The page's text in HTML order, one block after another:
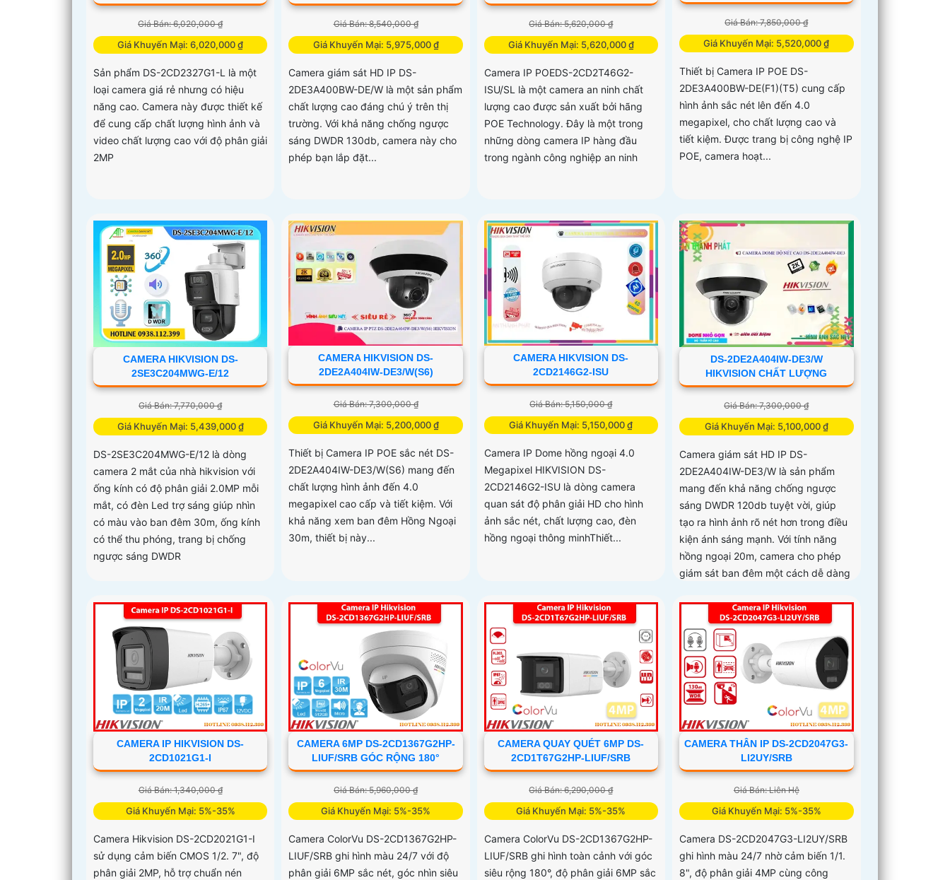
Giá Bán: 6,020,000 ₫
Giá Khuyến Mại: 6,020,000 ₫
Sản phẩm DS-2CD2327G1-L là một
loại camera giá rẻ nhưng có hiệu
năng cao. Camera này được thiết kế
để cung cấp chất lượng hình ảnh và
video chất lượng cao với độ phân giải
2MP
Giá Bán: 8,540,000 ₫
Giá Khuyến Mại: 5,975,000 ₫
Camera giám sát HD IP DS-
2DE3A400BW-DE/W là một sản phẩm
chất lượng cao đáng chú ý trên thị
trường. Với khả năng chống ngược
sáng DWDR 130db, camera này cho
phép bạn lắp đặt...
Giá Bán: 5,620,000 ₫
Giá Khuyến Mại: 5,620,000 ₫
Camera IP POEDS-2CD2T46G2-
ISU/SL là một camera an ninh chất
lượng cao được sản xuất bởi hãng
POE Technology. Đây là một trong
những dòng camera IP hàng đầu
trong ngành công nghiệp an ninh
Giá Bán: 7,850,000 ₫
Giá Khuyến Mại: 5,520,000 ₫
Thiết bị Camera IP POE DS-
2DE3A400BW-DE(F1)(T5) cung cấp
hình ảnh sắc nét lên đến 4.0
megapixel, cho chất lượng cao và
tiết kiệm. Được trang bị công nghệ IP
POE, camera hoạt...
CAMERA HIKVISION DS-
2SE3C204MWG-E/12
Giá Bán: 7,770,000 ₫
Giá Khuyến Mại: 5,439,000 ₫
DS-2SE3C204MWG-E/12 là dòng
camera 2 mắt của nhà hikvision với
ống kính có độ phân giải 2.0MP mỗi
mắt, có đèn Led trợ sáng giúp nhìn
có màu vào ban đêm 30m, ống kính
có thể thu phóng, trang bị chống
ngược sáng DWDR
CAMERA HIKVISION DS-
2DE2A404IW-DE3/W(S6)
Giá Bán: 7,300,000 ₫
Giá Khuyến Mại: 5,200,000 ₫
Thiết bị Camera IP POE sắc nét DS-
2DE2A404IW-DE3/W(S6) mang đến
chất lượng hình ảnh đến 4.0
megapixel cao cấp và tiết kiệm. Với
khả năng xem ban đêm Hồng Ngoại
30m, thiết bị này...
CAMERA HIKVISION DS-
2CD2146G2-ISU
Giá Bán: 5,150,000 ₫
Giá Khuyến Mại: 5,150,000 ₫
Camera IP Dome hồng ngoại 4.0
Megapixel HIKVISION DS-
2CD2146G2-ISU là dòng camera
quan sát độ phân giải HD cho hình
ảnh sắc nét, chất lượng cao, đèn
hồng ngoại thông minhThiết...
DS-2DE2A404IW-DE3/W
HIKVISION CHẤT LƯỢNG
Giá Bán: 7,300,000 ₫
Giá Khuyến Mại: 5,100,000 ₫
Camera giám sát HD IP DS-
2DE2A404IW-DE3/W là sản phẩm
mang đến khả năng chống ngược
sáng DWDR 120db tuyệt vời, giúp
tạo ra hình ảnh rõ nét hơn trong điều
kiện ánh sáng mạnh. Với tính năng
hồng ngoại 20m, camera cho phép
giám sát ban đêm một cách dễ dàng
CAMERA IP HIKVISION DS-
2CD1021G1-I
Giá Bán: 1,340,000 ₫
Giá Khuyến Mại: 5%-35%
Camera Hikvision DS-2CD2021G1-I
sử dụng cảm biến CMOS 1/2. 7", độ
phân giải 2MP, hỗ trợ chuẩn nén
CAMERA 6MP DS-2CD1367G2HP-
LIUF/SRB GÓC RỘNG 180°
Giá Bán: 5,960,000 ₫
Giá Khuyến Mại: 5%-35%
Camera ColorVu DS-2CD1367G2HP-
LIUF/SRB ghi hình màu 24/7 với độ
phân giải 6MP sắc nét, góc nhìn siêu
CAMERA QUAY QUÉT 6MP DS-
2CD1T67G2HP-LIUF/SRB
Giá Bán: 6,290,000 ₫
Giá Khuyến Mại: 5%-35%
Camera ColorVu DS-2CD1367G2HP-
LIUF/SRB ghi hình toàn cảnh với góc
siêu rộng 180°, độ phân giải 6MP sắc
CAMERA THÂN IP DS-2CD2047G3-
LI2UY/SRB
Giá Bán: Liên Hệ
Giá Khuyến Mại: 5%-35%
Camera DS-2CD2047G3-LI2UY/SRB
ghi hình màu 24/7 nhờ cảm biến 1/1.
8", độ phân giải 4MP cùng công